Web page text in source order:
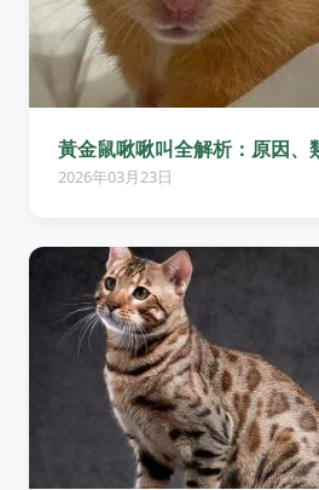
黃金鼠啾啾叫全解析：原因、
2026年03月23日